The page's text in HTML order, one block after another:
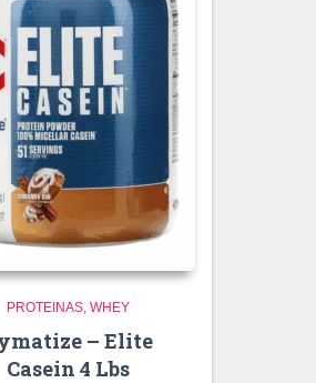
PROTEINAS WHEY
– Elite
Casein 4 Lbs